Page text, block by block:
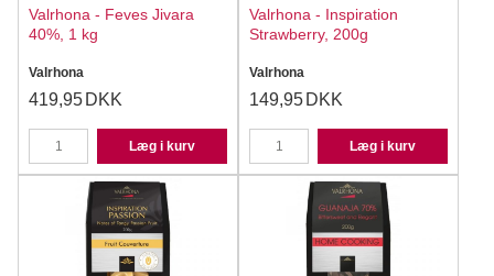
Valrhona - Feves Jivara
40%, 1 kg
Valrhona
419,95 DKK
Læg i kurv
Valrhona - Inspiration
Strawberry, 200g
Valrhona
149,95 DKK
Læg i kurv